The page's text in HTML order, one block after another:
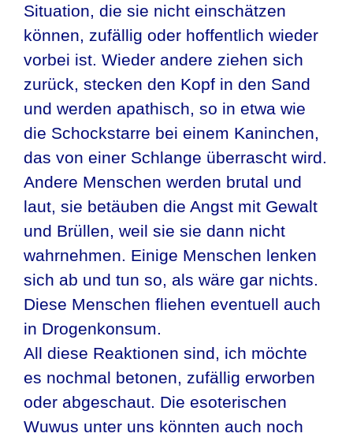
Situation, die sie nicht einschätzen
können, zufällig oder hoffentlich wieder
vorbei ist. Wieder andere ziehen sich
zurück, stecken den Kopf in den Sand
und werden apathisch, so in etwa wie
die Schockstarre bei einem Kaninchen,
das von einer Schlange überrascht wird.
Andere Menschen werden brutal und
laut, sie betäuben die Angst mit Gewalt
und Brüllen, weil sie sie dann nicht
wahrnehmen. Einige Menschen lenken
sich ab und tun so, als wäre gar nichts.
Diese Menschen fliehen eventuell auch
in Drogenkonsum.
All diese Reaktionen sind, ich möchte
es nochmal betonen, zufällig erworben
oder abgeschaut. Die esoterischen
Wuwus unter uns könnten auch noch